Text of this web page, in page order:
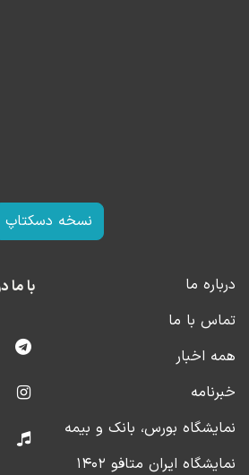
عراق در اسفند ۱۴۰۱ گفت:
نسخه دسکتاپ
درباره ما
تماس با ما
همه اخبار
خبرنامه
نمایشگاه بورس، بانک و بیمه
نمایشگاه ایران متافو ۱۴۰۲
با ما